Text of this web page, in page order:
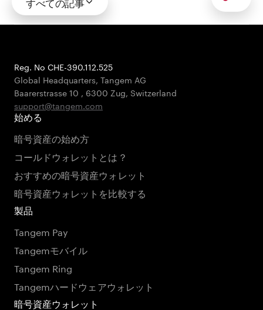
Reg. No CHE-390.112.525
Global Headquarters, Tangem AG
Baarerstrasse 10 , 6300 Zug, Switzerland
support@tangem.com
始める
暗号資産の始め方
コールドウォレットとは？
おすすめの暗号資産ウォレット
暗号資産ウォレットを比較する
製品
Tangem Pay
Tangemモバイル
Tangem Ring
Tangemハードウェアウォレット
暗号資産ウォレット